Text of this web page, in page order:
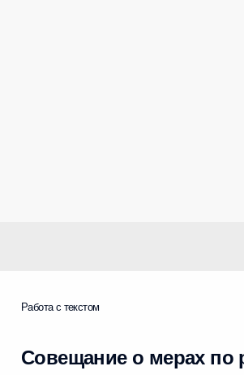
Работа с текстом
Совещание о мерах по